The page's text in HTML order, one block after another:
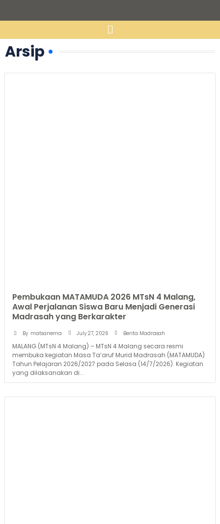
Arsip
Pembukaan MATAMUDA 2026 MTsN 4 Malang,
Awal Perjalanan Siswa Baru Menjadi Generasi
Madrasah yang Berkarakter
By matsanema July 27, 2026 Berita Madrasah
MALANG (MTsN 4 Malang) – MTsN 4 Malang secara resmi
membuka kegiatan Masa Ta’aruf Murid Madrasah (MATAMUDA)
Tahun Pelajaran 2026/2027 pada Selasa (14/7/2026). Kegiatan
yang dilaksanakan di...